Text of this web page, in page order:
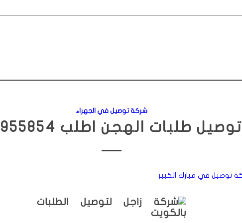
شركة توصيل في الجهراء
توصيل طلبات الهجن اطلب 96955854